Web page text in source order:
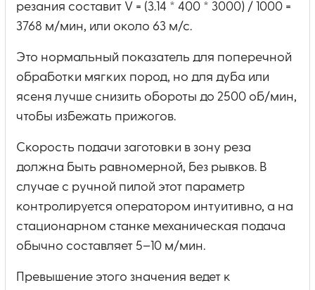
резания составит V = (3.14 * 400 * 3000) / 1000 =
3768 м/мин, или около 63 м/с.
Это нормальный показатель для поперечной
обработки мягких пород, но для дуба или
ясеня лучше снизить обороты до 2500 об/мин,
чтобы избежать прижогов.
Скорость подачи заготовки в зону реза
должна быть равномерной, без рывков. В
случае с ручной пилой этот параметр
контролируется оператором интуитивно, а на
стационарном станке механическая подача
обычно составляет 5–10 м/мин.
Превышение этого значения ведет к